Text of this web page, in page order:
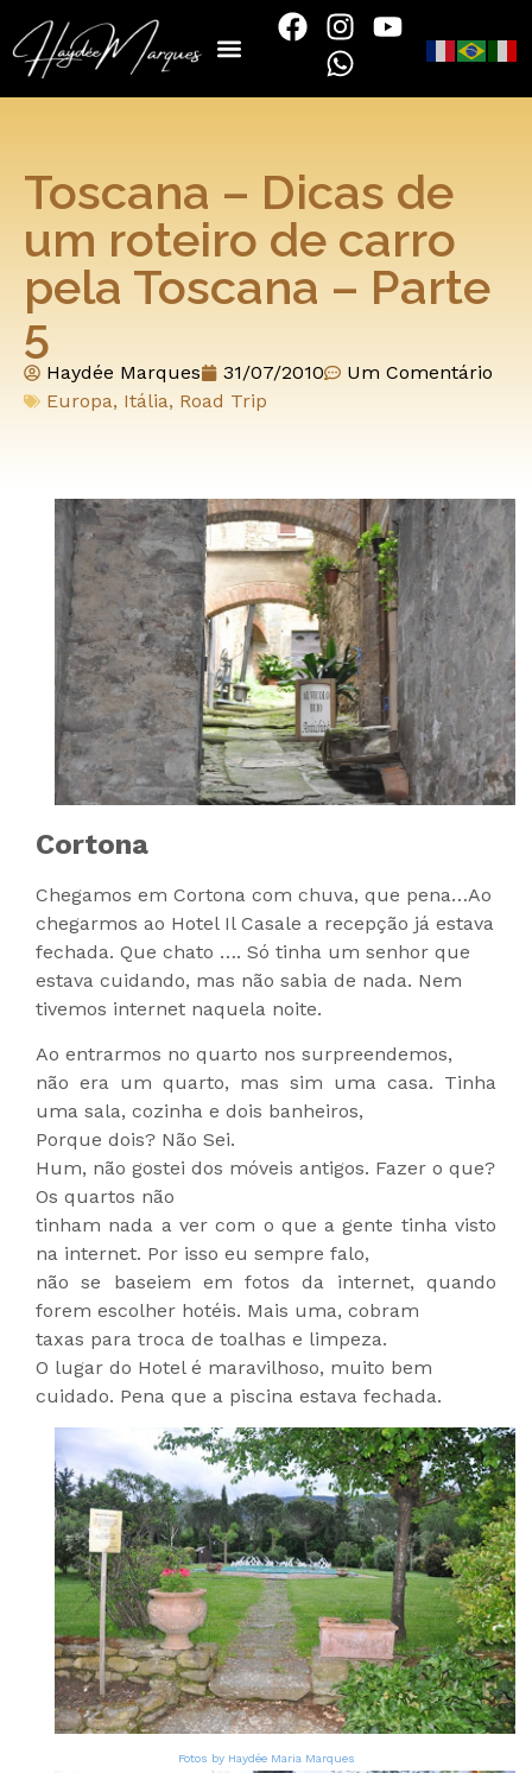
Toscana – Dicas de
um roteiro de carro
pela Toscana – Parte
5
Haydée Marques 31/07/2010
Um Comentário
Europa, Itália, Road Trip
Cortona
Chegamos em Cortona com chuva, que pena…Ao
chegarmos ao Hotel Il Casale a recepção já estava
fechada. Que chato …. Só tinha um senhor que
estava cuidando, mas não sabia de nada. Nem
tivemos internet naquela noite.
Ao entrarmos no quarto nos surpreendemos,
não era um quarto, mas sim uma casa. Tinha
uma sala, cozinha e dois banheiros,
Porque dois? Não Sei.
Hum, não gostei dos móveis antigos. Fazer o que?
Os quartos não
tinham nada a ver com o que a gente tinha visto
na internet. Por isso eu sempre falo,
não se baseiem em fotos da internet, quando
forem escolher hotéis. Mais uma, cobram
taxas para troca de toalhas e limpeza.
O lugar do Hotel é maravilhoso, muito bem
cuidado. Pena que a piscina estava fechada.
Fotos by Haydée Maria Marques